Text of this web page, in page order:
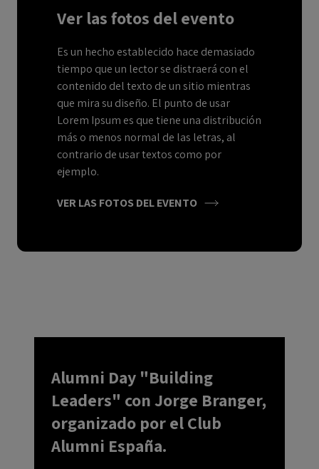
Ver las fotos del evento
Es un hecho establecido hace demasiado
tiempo que un lector se distraerá con el
contenido del texto de un sitio mientras
que mira su diseño. El punto de usar
Lorem Ipsum es que tiene una distribución
más o menos normal de las letras, al
contrario de usar textos como por
ejemplo.
VER LAS FOTOS DEL EVENTO
Alumni Day "Building
Leaders" con Jorge Branger,
organizado por el Club
Alumni España.